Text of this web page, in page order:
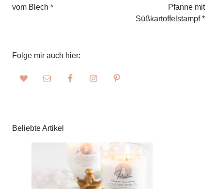
vom Blech *
Pfanne mit
Süßkartoffelstampf *
Folge mir auch hier:
Beliebte Artikel